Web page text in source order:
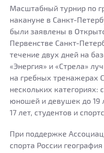
Масштабный турнир по
накануне в Санкт-
были заявлены в
Первенстве Санкт-
течение двух дней на
«Энергия» и «Стрела»
на гребных тренажерах
нескольких
юношей и девушек до 19
17 лет, студентов и
При поддержке
спорта России